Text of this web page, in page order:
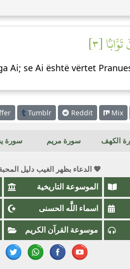
[٣]
Ai; se Ai është vërtet
Tumblr Reddit Mix
الكهف سورة مريم سورة
💖 الدعاء بظهر الغيب دليل
الموسوعة التاريخية
اسماء اللَّٰه الحسنى
موسوعة القرآن الكريم